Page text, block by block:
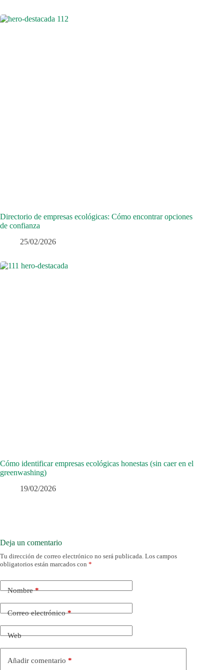
Directorio de empresas ecológicas: Cómo encontrar opciones
de confianza
25/02/2026
Cómo identificar empresas ecológicas honestas (sin caer en el
greenwashing)
19/02/2026
Deja un comentario
Tu dirección de correo electrónico no será publicada. Los campos
obligatorios están marcados con *
Nombre*
Correo electrónico*
Web
Añadir comentario *